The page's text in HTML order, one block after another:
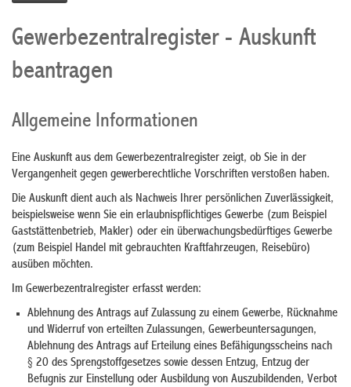
Gewerbezentralregister - Auskunft
beantragen
Allgemeine Informationen
Eine Auskunft aus dem Gewerbezentralregister zeigt, ob Sie in der
Vergangenheit gegen gewerberechtliche Vorschriften verstoßen haben.
Die Auskunft dient auch als Nachweis Ihrer persönlichen Zuverlässigkeit,
beispielsweise wenn Sie ein erlaubnispflichtiges Gewerbe (zum Beispiel
Gaststättenbetrieb, Makler) oder ein überwachungsbedürftiges Gewerbe
(zum Beispiel Handel mit gebrauchten Kraftfahrzeugen, Reisebüro)
ausüben möchten.
Im Gewerbezentralregister erfasst werden:
Ablehnung des Antrags auf Zulassung zu einem Gewerbe, Rücknahme
und Widerruf von erteilten Zulassungen, Gewerbeuntersagungen,
Ablehnung des Antrags auf Erteilung eines Befähigungsscheins nach
§ 20 des Sprengstoffgesetzes sowie dessen Entzug, Entzug der
Befugnis zur Einstellung oder Ausbildung von Auszubildenden, Verbot